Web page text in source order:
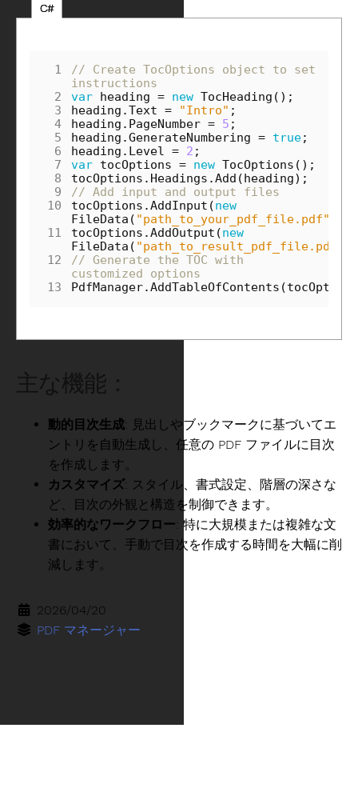
C#
1
// Create TocOptions object to set
instructions
2
var heading = new TocHeading ();
3
heading .Text = "Intro" ;
4
heading . PageNumber = 5 ;
5
heading .GenerateNumbering = true;
6
heading . Level = 2 ;
7
var tocOptions = new TocOptions ();
8
tocOptions . Headings .Add (heading);
9
// Add input and output files
10
tocOptions .AddInput (new
FileData ( "path_to_your_pdf_file.pdf"
11
tocOptions .AddOutput (new
FileData ( "path_to_result_pdf_file.pdf"
12
// Generate the TOC with
customized options
13
PdfManager.AddTableOfContents (tocOptions
主な機能：
動的目次生成: 見出しやブックマークに基づいてエ
ントリを自動生成し、任意の PDF ファイルに目次
を作成します。
カスタマイズ: スタイル、書式設定、階層の深さな
ど、目次の外観と構造を制御できます。
効率的なワークフロー: 特に大規模または複雑な文
書において、手動で目次を作成する時間を大幅に削
減します。
2026/04/20
PDF マネージャー